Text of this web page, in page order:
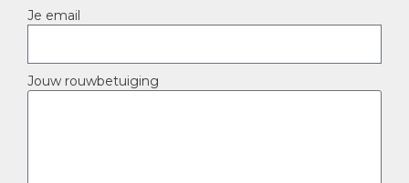
Je email
Jouw rouwbetuiging